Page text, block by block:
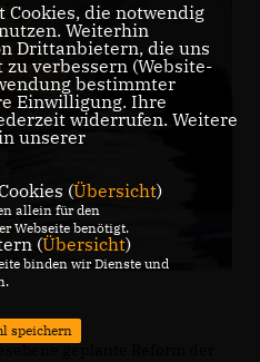
geplante Reform der
Cookies, die notwendig
Weiterhin
Drittanbietern, die uns
verbessern (Website-
bestimmter
Einwilligung. Ihre
widerrufen. Weitere
unserer
(Übersicht)
allein für den
Webseite benötigt.
(Übersicht)
binden wir Dienste und
speichern